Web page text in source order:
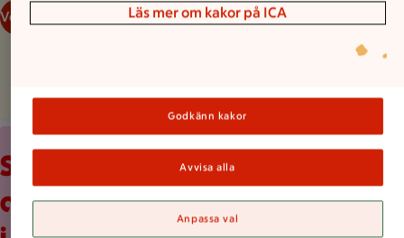
Veckans reklamblad
Röd bakgrund med stor rosa splash, en mobilskärmvy som
Scrolla veckans
alla erbjudanden
Läs mer om kakor på ICA
Godkänn kakor
Avvisa alla
Anpassa val